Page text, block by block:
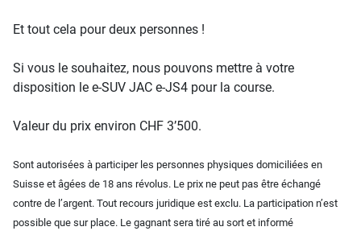
Et tout cela pour deux personnes !
Si vous le souhaitez, nous pouvons mettre à votre
disposition le e-SUV JAC e-JS4 pour la course.
Valeur du prix environ CHF 3’500.
Sont autorisées à participer les personnes physiques domiciliées en
Suisse et âgées de 18 ans révolus. Le prix ne peut pas être échangé
contre de l’argent. Tout recours juridique est exclu. La participation n’est
possible que sur place. Le gagnant sera tiré au sort et informé